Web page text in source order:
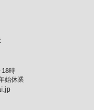
18時
始休業